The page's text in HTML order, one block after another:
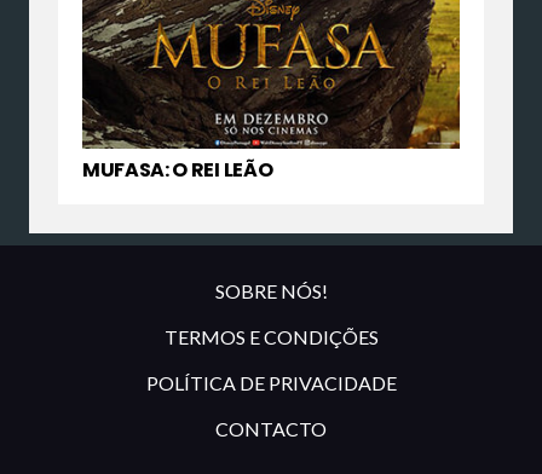
MUFASA: O REI LEÃO
SOBRE NÓS!
TERMOS E CONDIÇÕES
POLÍTICA DE PRIVACIDADE
CONTACTO